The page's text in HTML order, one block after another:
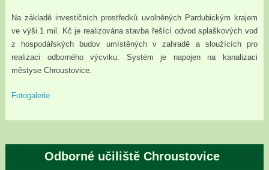
Na základě investičních prostředků uvolněných Pardubickým krajem
ve výši 1 mil. Kč je realizována stavba řešící odvod splaškových vod
z hospodářských budov umístěných v zahradě a sloužících pro
realizaci odborného výcviku. Systém je napojen na kanalizaci
městyse Chroustovice.
Fotogalerie
Odborné učiliště Chroustovice